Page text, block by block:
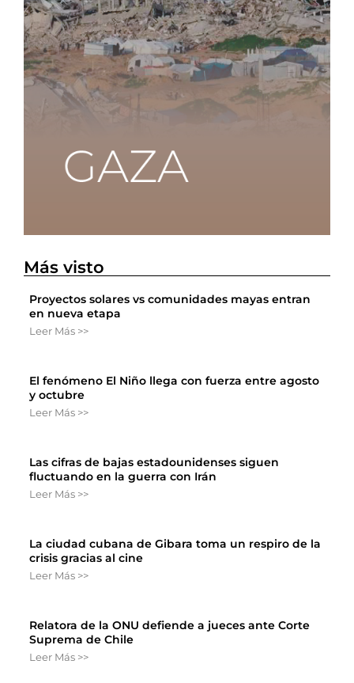
Más visto
Proyectos solares vs comunidades mayas entran
en nueva etapa
Leer Más >>
El fenómeno El Niño llega con fuerza entre agosto
y octubre
Leer Más >>
Las cifras de bajas estadounidenses siguen
fluctuando en la guerra con Irán
Leer Más >>
La ciudad cubana de Gibara toma un respiro de la
crisis gracias al cine
Leer Más >>
Relatora de la ONU defiende a jueces ante Corte
Suprema de Chile
Leer Más >>